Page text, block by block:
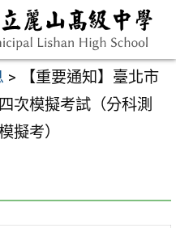
>
【重要通知】臺北市
次模擬考試（分科測
擬考）